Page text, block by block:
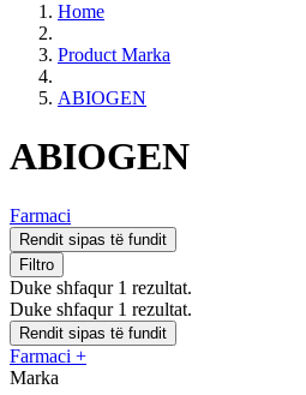
Home
Product Marka
ABIOGEN
ABIOGEN
Farmaci
Rendit sipas të fundit
Filtro
Duke shfaqur 1 rezultat.
Duke shfaqur 1 rezultat.
Rendit sipas të fundit
Farmaci +
Marka